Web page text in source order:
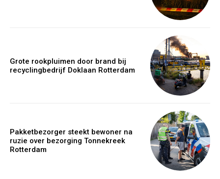
Grote rookpluimen door brand bij
recyclingbedrijf Doklaan Rotterdam
Pakketbezorger steekt bewoner na
ruzie over bezorging Tonnekreek
Rotterdam